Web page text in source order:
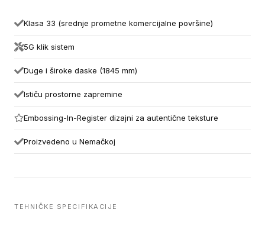
Klasa 33 (srednje prometne komercijalne površine)
5G klik sistem
Duge i široke daske (1845 mm)
Ističu prostorne zapremine
Embossing-In-Register dizajni za autentične teksture
Proizvedeno u Nemačkoj
TEHNIČKE SPECIFIKACIJE